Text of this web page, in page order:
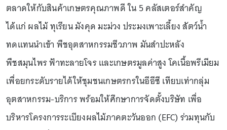
ตลาดให้กับสินค้าเกษตรคุณภาพดี ใน 5 คลัสเตอร์สำคัญ
ได้แก่ ผลไม้ ทุเรียน มังคุด มะม่วง ประมงเพาะเลี้ยง สัตว์น้ำ
ทดแทนนำเข้า พืชอุตสาหกรรมชีวภาพ มันสำปะหลัง
พืชสมุนไพร ฟ้าทะลายโจร และเกษตรมูลค่าสูง โคเนื้อพรีเมียม
เพื่อยกระดับรายได้ให้ชุมชนเกษตรกรในอีอีซี เทียบเท่ากลุ่ม
อุตสาหกรรม-บริการ พร้อมให้ศึกษาการจัดตั้งบริษัท เพื่อ
บริหารโครงการระเบียงผลไม้ภาคตะวันออก (EFC) ร่วมทุนกับ